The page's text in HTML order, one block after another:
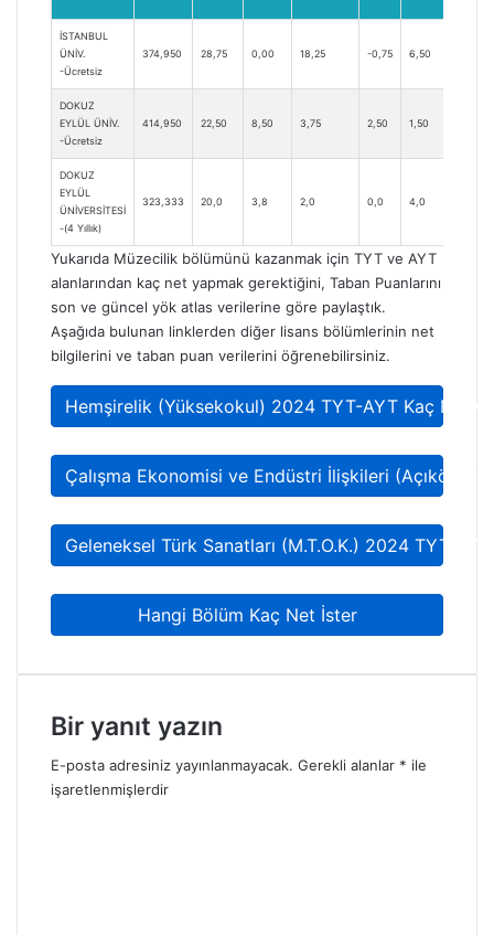
İSTANBUL
ÜNİV.
-Ücretsiz
374,950 28,75 0,00 18,25 -0,75 6,50
DOKUZ
EYLÜL ÜNİV.
-Ücretsiz
414,950 22,50 8,50 3,75 2,50 1,50
DOKUZ
EYLÜL
ÜNİVERSİTESİ
-(4 Yıllık)
323,333 20,0 3,8 2,0 0,0 4,0
Yukarıda Müzecilik bölümünü kazanmak için TYT ve AYT
alanlarından kaç net yapmak gerektiğini, Taban Puanlarını
son ve güncel yök atlas verilerine göre paylaştık.
Aşağıda bulunan linklerden diğer lisans bölümlerinin net
bilgilerini ve taban puan verilerini öğrenebilirsiniz.
Hemşirelik (Yüksekokul) 2024 TYT-AYT Kaç Net
Çalışma Ekonomisi ve Endüstri İlişkileri
Geleneksel Türk Sanatları (M.T.O.K.) 2024 TYT-
Hangi Bölüm Kaç Net İster
Bir yanıt yazın
E-posta adresiniz yayınlanmayacak. Gerekli alanlar * ile
işaretlenmişlerdir